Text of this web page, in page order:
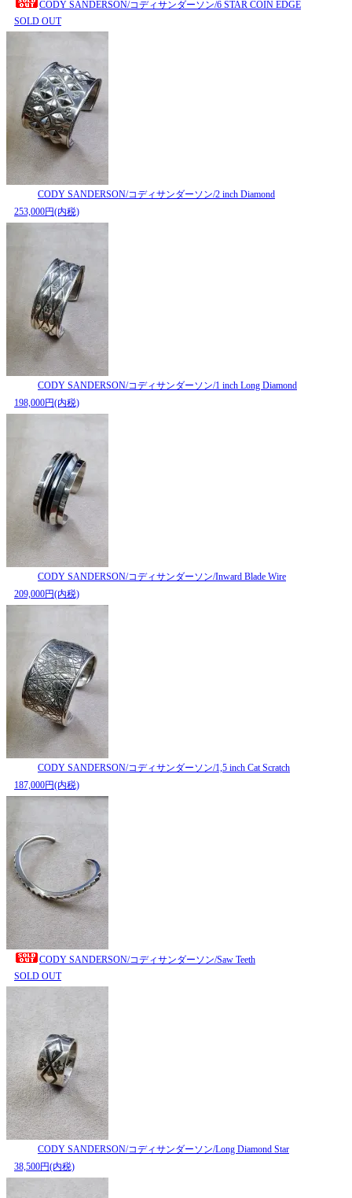
CODY SANDERSON/コディサンダーソン/6 STAR COIN EDGE
SOLD OUT
CODY SANDERSON/コディサンダーソン/2 inch Diamond
253,000円(内税)
CODY SANDERSON/コディサンダーソン/1 inch Long Diamond
198,000円(内税)
CODY SANDERSON/コディサンダーソン/Inward Blade Wire
209,000円(内税)
CODY SANDERSON/コディサンダーソン/1,5 inch Cat Scratch
187,000円(内税)
CODY SANDERSON/コディサンダーソン/Saw Teeth
SOLD OUT
CODY SANDERSON/コディサンダーソン/Long Diamond Star
38,500円(内税)